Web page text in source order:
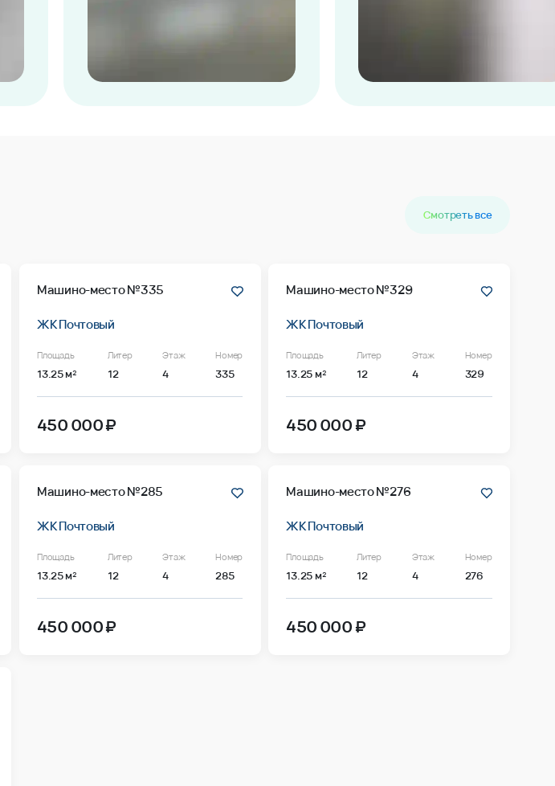
Смотреть все
Машино-место №335
ЖК Почтовый
Площадь
13.25 м²
Литер
12
Этаж
4
Номер
335
450 000 ₽
Машино-место №329
ЖК Почтовый
Площадь
13.25 м²
Литер
12
Этаж
4
Номер
329
450 000 ₽
Машино-место №285
ЖК Почтовый
Площадь
13.25 м²
Литер
12
Этаж
4
Номер
285
450 000 ₽
Машино-место №276
ЖК Почтовый
Площадь
13.25 м²
Литер
12
Этаж
4
Номер
276
450 000 ₽